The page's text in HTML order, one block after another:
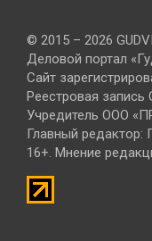
© 2015 – 2026
Деловой портал
Сайт
Реестровая
Учредитель ООО
Главный редактор:
16+. Мнение